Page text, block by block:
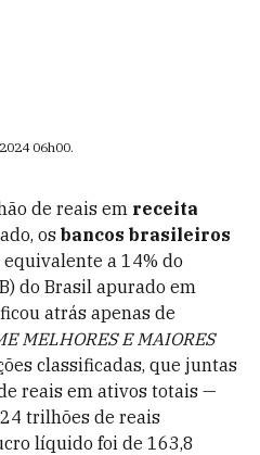
06h00.
de reais em receita
os bancos brasileiros
a 14% do
do Brasil apurado em
atrás apenas de
MELHORES E MAIORES
classificadas, que juntas
reais em ativos totais —
trilhões de reais
líquido foi de 163,8